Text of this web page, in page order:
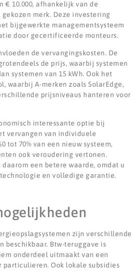
€ 10.000, afhankelijk van de
merk. Deze investering
bijgewerkte managementsysteem
door gecertificeerde monteurs.
de vervangingskosten. De
de prijs, waarbij systemen
systemen van 15 kWh. Ook het
waarbij A-merken zoals SolarEdge,
prijsniveaus hanteren voor
interessante optie bij
vervangen van individuele
tot 70% van een nieuw systeem,
ook veroudering vertonen.
een betere waarde, omdat u
en volledige garantie.
zijn verschillende
Btw-teruggave is
onderdeel uitmaakt van een
particulieren. Ook lokale subsidies